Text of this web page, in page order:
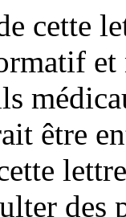
cette
et
être
des